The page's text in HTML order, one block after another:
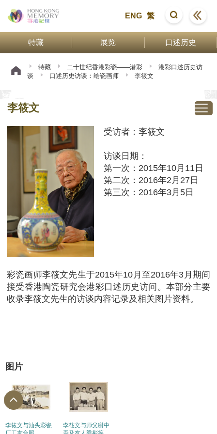
ENG 繁
特藏 展览 口述历史
特藏 二十世纪香港彩瓷——港彩
港彩口述历史访
谈
口述历史访谈：绘瓷画师 李筱文
李筱文
受访者：李筱文
访谈日期：
第一次：2015年10月11日
第二次：2016年2月27日
第三次：2016年3月5日
彩瓷画师李筱文先生于2015年10月至2016年3月期间
接受香港陶瓷研究会港彩口述历史访问。本部分主要
收录李筱文先生的访谈内容记录及相关图片资料。
图片
李筱文与汕头彩瓷
李筱文与师父谢中